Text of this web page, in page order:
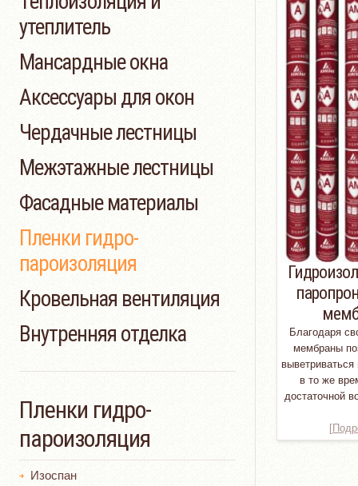
Благодаря
мембраны
в то же
достаточной
утеплитель
Мансардные окна
Аксессуары для окон
Чердачные лестницы
Межэтажные лестницы
Фасадные материалы
Пленки гидро-
пароизоляция
Кровельная вентиляция
Внутренняя отделка
Пленки гидро-
пароизоляция
Изоспан